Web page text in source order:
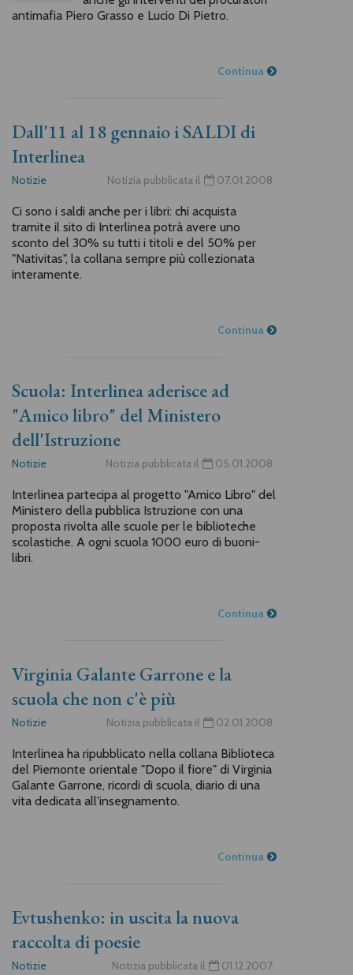
antimafia Piero Grasso e Lucio Di Pietro.
Continua
Dall'11 al 18 gennaio i SALDI di
Interlinea
Notizie Notizia pubblicata il 07.01.2008
Ci sono i saldi anche per i libri: chi acquista
tramite il sito di Interlinea potrà avere uno
sconto del 30% su tutti i titoli e del 50% per
"Nativitas", la collana sempre più collezionata
interamente.
Continua
Scuola: Interlinea aderisce ad
"Amico libro" del Ministero
dell'Istruzione
Notizie Notizia pubblicata il 05.01.2008
Interlinea partecipa al progetto "Amico Libro" del
Ministero della pubblica Istruzione con una
proposta rivolta alle scuole per le biblioteche
scolastiche. A ogni scuola 1000 euro di buoni-
libri.
Continua
Virginia Galante Garrone e la
scuola che non c'è più
Notizie Notizia pubblicata il 02.01.2008
Interlinea ha ripubblicato nella collana Biblioteca
del Piemonte orientale "Dopo il fiore" di Virginia
Galante Garrone, ricordi di scuola, diario di una
vita dedicata all'insegnamento.
Continua
Evtushenko: in uscita la nuova
raccolta di poesie
Notizie Notizia pubblicata il 01.12.2007